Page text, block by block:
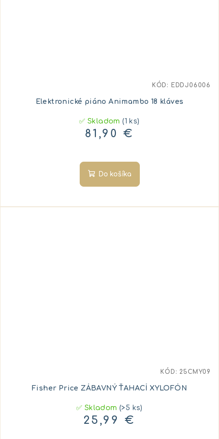
Elektronické piáno Animambo 18 kláves
✅ Skladom(1 ks)
81,90 €
Do košíka
KÓD: EDDJ06006
Fisher Price ZÁBAVNÝ ŤAHACÍ XYLOFÓN
✅ Skladom(>5 ks)
25,99 €
KÓD: 25CMY09